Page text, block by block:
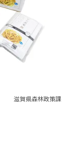
滋賀県森林政策課